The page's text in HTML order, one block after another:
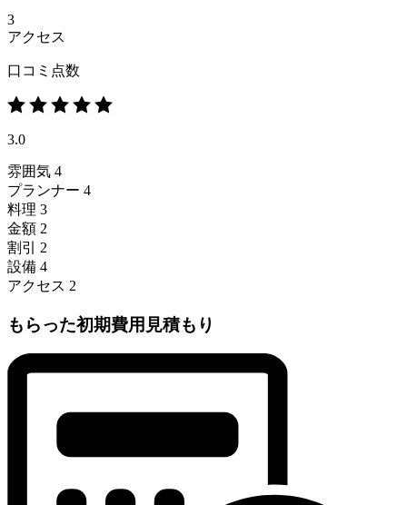
3
アクセス
口コミ点数
3.0
雰囲気 4
プランナー 4
料理 3
金額 2
割引
2
設備 4
アクセス 2
もらった初期費用見積もり